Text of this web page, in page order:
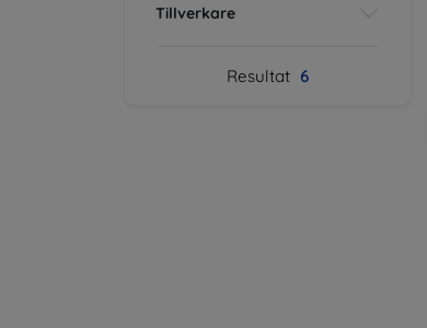
Tillverkare
Resultat 6